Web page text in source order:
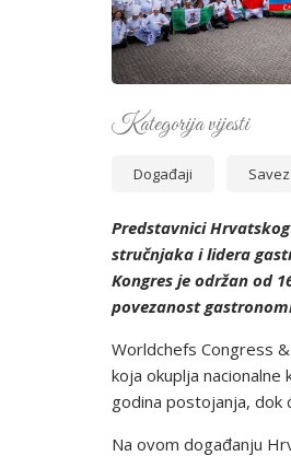
Kategorija vijesti
Događaji Savez
Predstavnici
stručnjaka i lidera
Kongres je održan od
povezanost
Worldchefs Congress
koja okuplja
godina postojanja, dok
Na ovom događanju